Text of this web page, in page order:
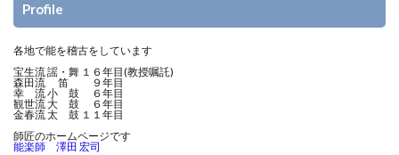
Profile
各地で能を稽古をしています
宝生流 謡・舞 １６年目(教授嘱託)
森田流 笛 ９年目
幸 流 小 鼓 ６年目
観世流 大 鼓 ６年目
金春流 太 鼓 １１年目
師匠のホームページです
能楽師 澤田 宏司